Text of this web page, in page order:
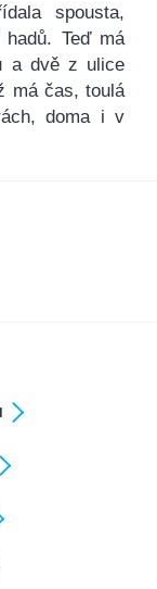
spousta,
Teď má
a dvě z ulice
má čas, toulá
doma i v